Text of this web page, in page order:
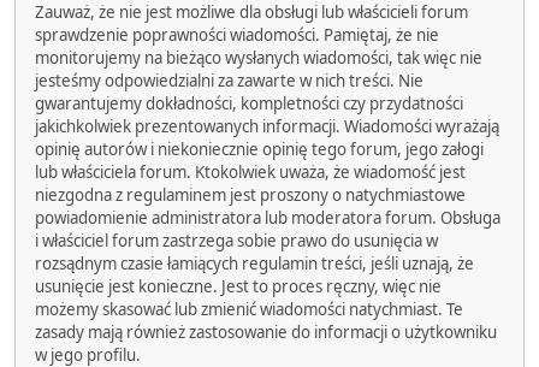
Zauważ, że nie jest możliwe dla obsługi lub właścicieli forum
sprawdzenie poprawności wiadomości. Pamiętaj, że nie
monitorujemy na bieżąco wysłanych wiadomości, tak więc nie
jesteśmy odpowiedzialni za zawarte w nich treści. Nie
gwarantujemy dokładności, kompletności czy przydatności
jakichkolwiek prezentowanych informacji. Wiadomości wyrażają
opinię autorów i niekoniecznie opinię tego forum, jego załogi
lub właściciela forum. Ktokolwiek uważa, że wiadomość jest
niezgodna z regulaminem jest proszony o natychmiastowe
powiadomienie administratora lub moderatora forum. Obsługa
i właściciel forum zastrzega sobie prawo do usunięcia w
rozsądnym czasie łamiących regulamin treści, jeśli uznają, że
usunięcie jest konieczne. Jest to proces ręczny, więc nie
możemy skasować lub zmienić wiadomości natychmiast. Te
zasady mają również zastosowanie do informacji o użytkowniku
w jego profilu.